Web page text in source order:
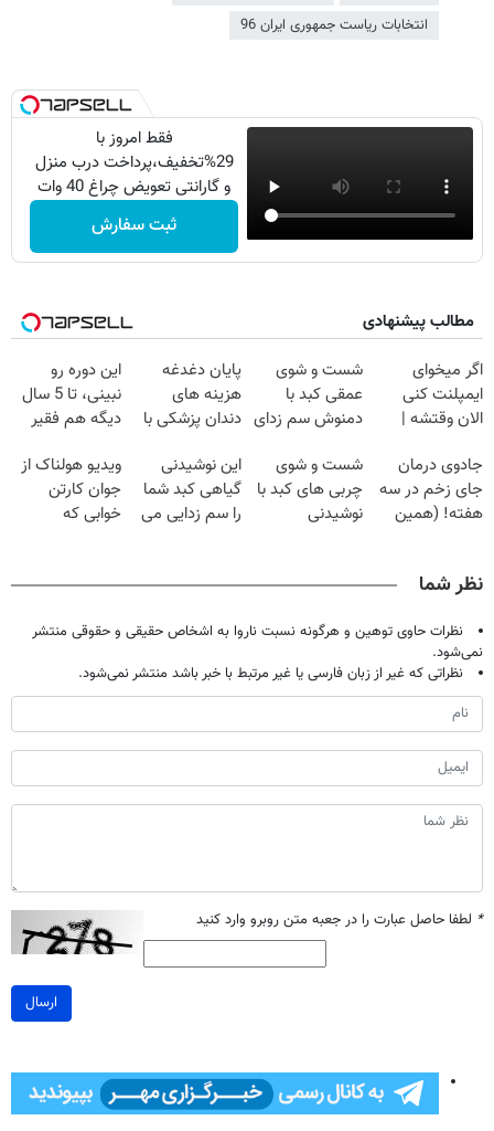
انتخابات ریاست جمهوری ایران 96
فقط امروز با
29%تخفیف،پرداخت درب منزل
و گارانتی تعویض چراغ 40 وات
بخر
ثبت سفارش
مطالب پیشنهادی
اگر میخوای
ایمپلنت کنی
الان وقتشه |
میلیون تومان!!!
شست و شوی
عمقی کبد با
دمنوش سم زدای
پایان دغدغه
هزینه های
دندان پزشکی با
خانگی
این دوره رو
نبینی، تا 5 سال
دیگه هم فقیر
الان ثبت نام کن
جادوی درمان
جای زخم در سه
هفته! (همین
شست و شوی
چربی های کبد با
نوشیدنی
این نوشیدنی
گیاهی کبد شما
را سم زدایی می
ویدیو هولناک از
جوان کارتن
خوابی که
نظر شما
نظرات حاوی توهین و هرگونه نسبت ناروا به اشخاص حقیقی و حقوقی منتشر
نمی‌شود.
نظراتی که غیر از زبان فارسی یا غیر مرتبط با خبر باشد منتشر نمی‌شود.
* لطفا حاصل عبارت را در جعبه متن روبرو وارد کنید
ارسال